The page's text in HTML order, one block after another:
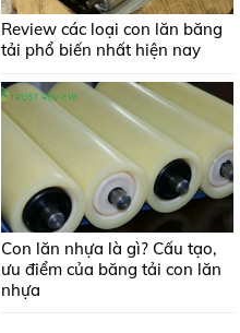
Review các loại con lăn băng
tải phổ biến nhất hiện nay
Con lăn nhựa là gì? Cấu tạo,
ưu điểm của băng tải con lăn
nhựa